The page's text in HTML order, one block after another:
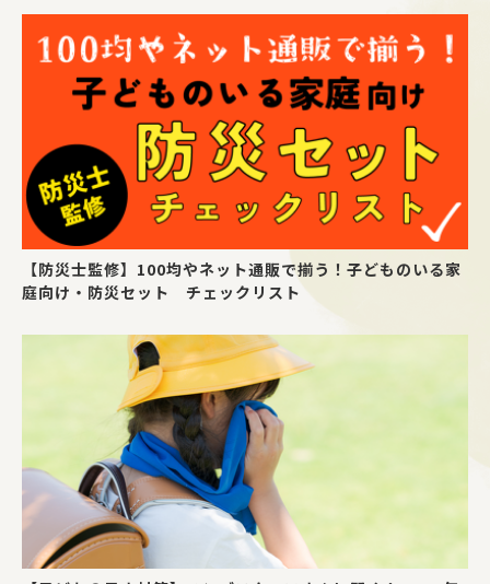
【防災士監修】100均やネット通販で揃う！子どものいる家
庭向け・防災セット チェックリスト